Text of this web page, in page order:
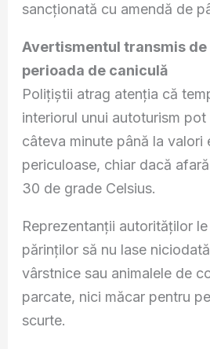
sancționată cu amendă de
Avertismentul transmis
perioada de caniculă
Polițiștii atrag atenția că
interiorul unui autoturism
câteva minute până la valori
periculoase, chiar dacă
30 de grade Celsius.
Reprezentanții autorităților
părinților să nu lase
vârstnice sau animalele de
parcate, nici măcar pentru
scurte.